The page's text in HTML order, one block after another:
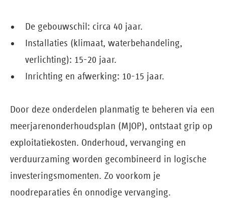
De gebouwschil: circa 40 jaar.
Installaties (klimaat, waterbehandeling,
verlichting): 15-20 jaar.
Inrichting en afwerking: 10-15 jaar.
Door deze onderdelen planmatig te beheren via een
meerjarenonderhoudsplan (MJOP), ontstaat grip op
exploitatiekosten. Onderhoud, vervanging en
verduurzaming worden gecombineerd in logische
investeringsmomenten. Zo voorkom je
noodreparaties én onnodige vervanging.